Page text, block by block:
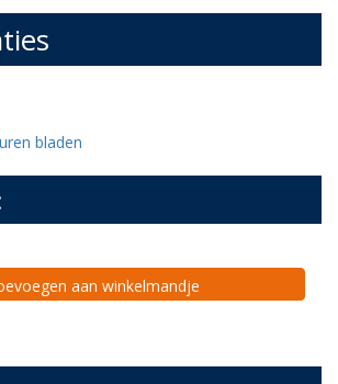
bladen
aan winkelmandje